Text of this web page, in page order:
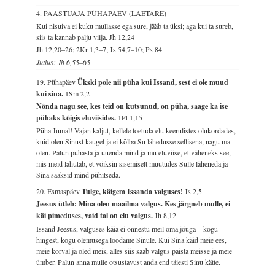
4. PAASTUAJA PÜHAPÄEV (LAETARE)
Kui nisuiva ei kuku mullasse ega sure, jääb ta üksi; aga kui ta sureb,
siis ta kannab palju vilja.Jh 12,24
Jh 12,20–26; 2Kr 1,3–7; Js 54,7–10; Ps 84
Jutlus: Jh 6,55–65
19. PühapäevÜkski pole nii püha kui Issand, sest ei ole muud
kui sina. 1Sm 2,2
Nõnda nagu see, kes teid on kutsunud, on püha, saage ka ise
pühaks kõigis eluviisides. 1Pt 1,15
Püha Jumal! Vajan kaljut, kellele toetuda elu keerulistes olukordades,
kuid olen Sinust kaugel ja ei kõlba Su lähedusse sellisena, nagu ma
olen. Palun puhasta ja uuenda mind ja mu eluviise, et väheneks see,
mis meid lahutab, et võiksin sisemiselt muutudes Sulle läheneda ja
Sina saaksid mind pühitseda.
20. EsmaspäevTulge, käigem Issanda valguses!Js 2,5
Jeesus ütleb: Mina olen maailma valgus. Kes järgneb mulle, ei
käi pimeduses, vaid tal on elu valgus.Jh 8,12
Issand Jeesus, valguses käia ei õnnestu meil oma jõuga – kogu
hingest, kogu olemusega loodame Sinule. Kui Sina käid meie ees,
meie kõrval ja oled meis, alles siis saab valgus paista meisse ja meie
ümber. Palun anna mulle otsustavust anda end täiesti Sinu kätte.